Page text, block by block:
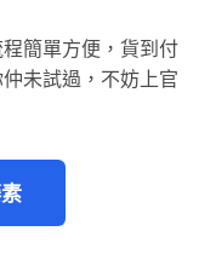
簡單方便，貨到付
未試過，不妨上官